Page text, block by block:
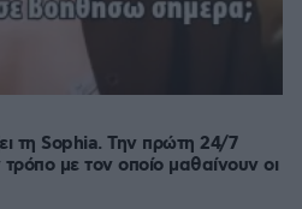
τη Sophia. Την πρώτη 24/7
με τον οποίο μαθαίνουν οι